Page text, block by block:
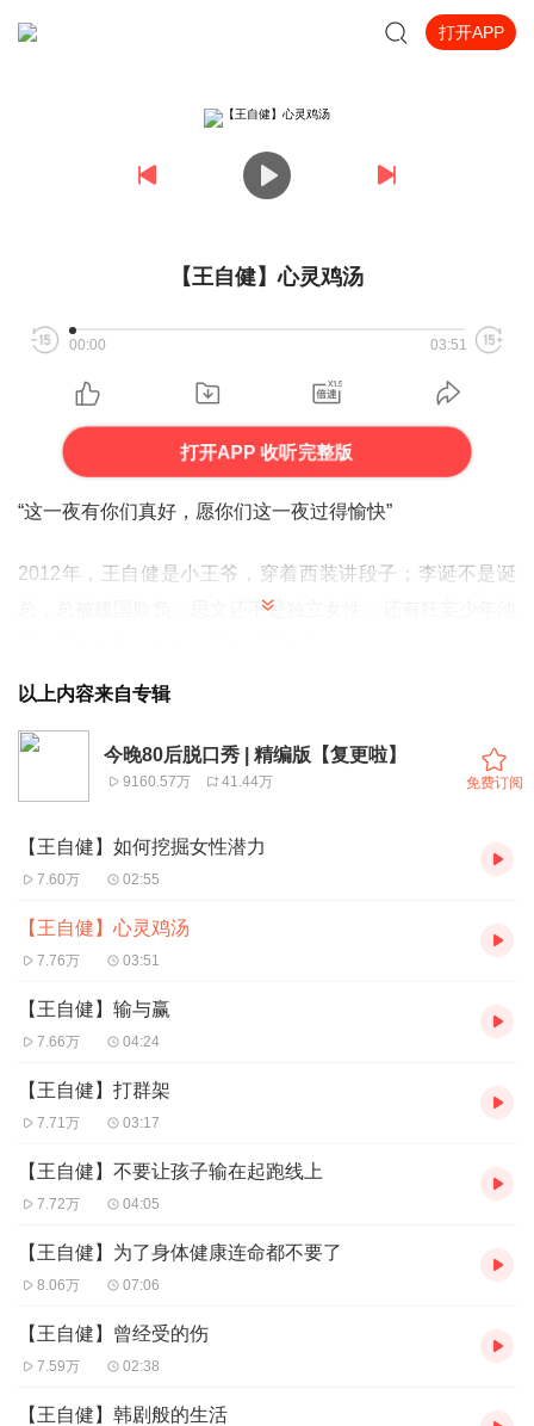
打开APP
【王自健】心灵鸡汤
00:00 03:51
打开APP 收听完整版
“这一夜有你们真好，愿你们这一夜过得愉快”
2012年，王自健是小王爷，穿着西装讲段子；李诞不是诞
总，总被建国欺负；思文还不是独立女性；还有狂妄少年池
现在，《今晚80后脱口秀》喜马拉雅独家上线！
以上内容来自专辑
今晚80后脱口秀 | 精编版【复更啦】
9160.57万 41.44万 免费订阅
【王自健】如何挖掘女性潜力
7.60万 02:55
【王自健】心灵鸡汤
7.76万 03:51
【王自健】输与赢
7.66万 04:24
【王自健】打群架
7.71万 03:17
【王自健】不要让孩子输在起跑线上
7.72万 04:05
【王自健】为了身体健康连命都不要了
8.06万 07:06
【王自健】曾经受的伤
7.59万 02:38
【王自健】韩剧般的生活